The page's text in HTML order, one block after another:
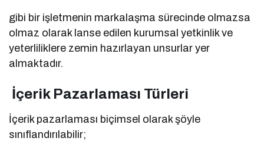
gibi bir işletmenin markalaşma sürecinde olmazsa
olmaz olarak lanse edilen kurumsal yetkinlik ve
yeterliliklere zemin hazırlayan unsurlar yer
almaktadır.
İçerik Pazarlaması Türleri
İçerik pazarlaması biçimsel olarak şöyle
sınıflandırılabilir;